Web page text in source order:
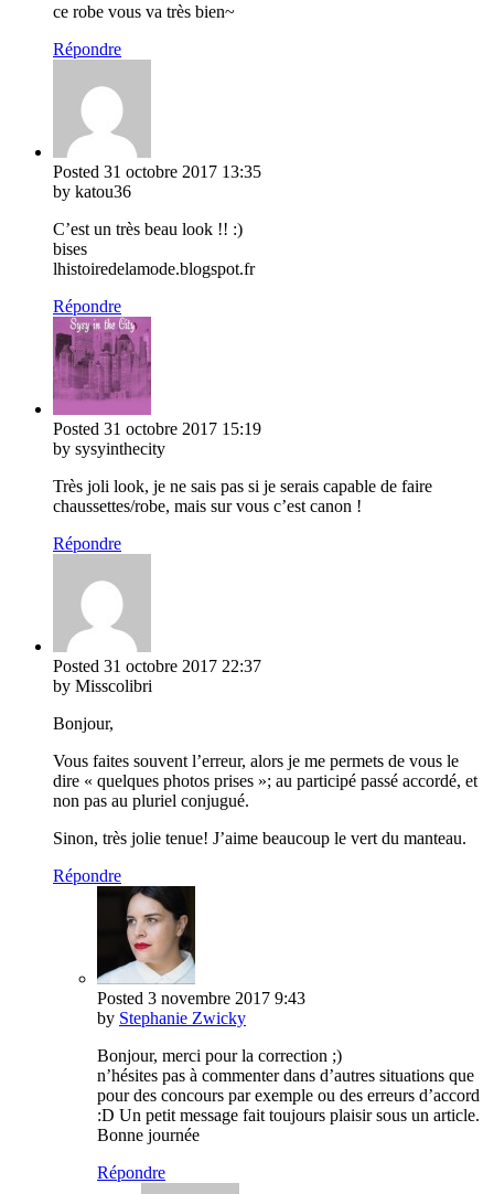
ce robe vous va très bien~
Répondre
Posted 31 octobre 2017 13:35
by katou36
C’est un très beau look !! :)
bises
lhistoiredelamode.blogspot.fr
Répondre
Posted 31 octobre 2017 15:19
by sysyinthecity
Très joli look, je ne sais pas si je serais capable de faire
chaussettes/robe, mais sur vous c’est canon !
Répondre
Posted 31 octobre 2017 22:37
by Misscolibri
Bonjour,
Vous faites souvent l’erreur, alors je me permets de vous le
dire « quelques photos prises »; au participé passé accordé, et
non pas au pluriel conjugué.
Sinon, très jolie tenue! J’aime beaucoup le vert du manteau.
Répondre
Posted 3 novembre 2017 9:43
by Stephanie Zwicky
Bonjour, merci pour la correction ;)
n’hésites pas à commenter dans d’autres situations que
pour des concours par exemple ou des erreurs d’accord
:D Un petit message fait toujours plaisir sous un article.
Bonne journée
Répondre